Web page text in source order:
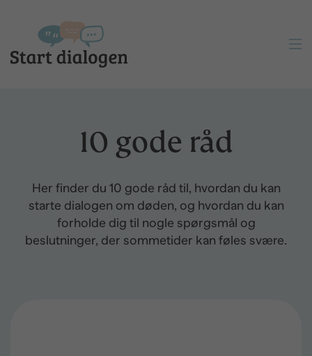

10 gode råd
Her finder du 10 gode råd til, hvordan du kan
starte dialogen om døden, og hvordan du kan
forholde dig til nogle spørgsmål og
beslutninger, der sommetider kan føles svære.